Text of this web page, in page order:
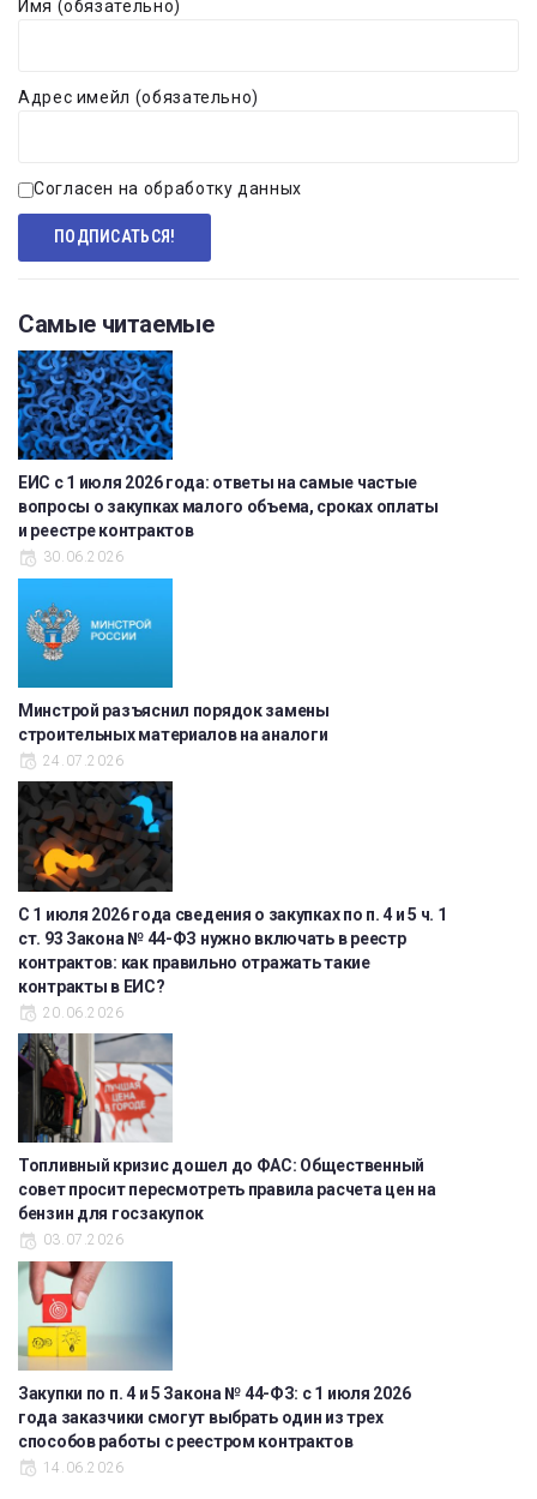
Имя (обязательно)
Адрес имейл (обязательно)
Согласен на обработку данных
Самые читаемые
ЕИС с 1 июля 2026 года: ответы на самые частые
вопросы о закупках малого объема, сроках оплаты
и реестре контрактов
30.06.2026
Минстрой разъяснил порядок замены
строительных материалов на аналоги
24.07.2026
С 1 июля 2026 года сведения о закупках по п. 4 и 5 ч. 1
ст. 93 Закона № 44-ФЗ нужно включать в реестр
контрактов: как правильно отражать такие
контракты в ЕИС?
20.06.2026
Топливный кризис дошел до ФАС: Общественный
совет просит пересмотреть правила расчета цен на
бензин для госзакупок
03.07.2026
Закупки по п. 4 и 5 Закона № 44-ФЗ: с 1 июля 2026
года заказчики смогут выбрать один из трех
способов работы с реестром контрактов
14.06.2026